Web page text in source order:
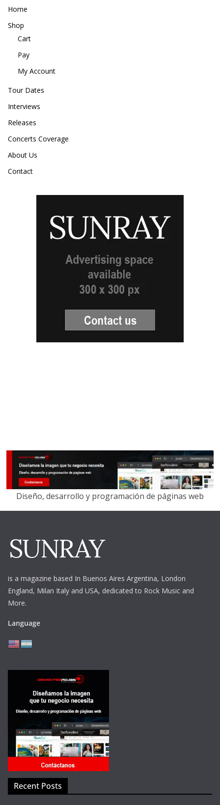
Home
Shop
Cart
Pay
My Account
Tour Dates
Interviews
Releases
Concerts Coverage
About Us
Contact
Diseño, desarrollo y programación de páginas web
is a magazine based In Buenos Aires Argentina, London
England, Milan Italy and USA, dedicated to Rock Music and
More.
Language
Recent Posts